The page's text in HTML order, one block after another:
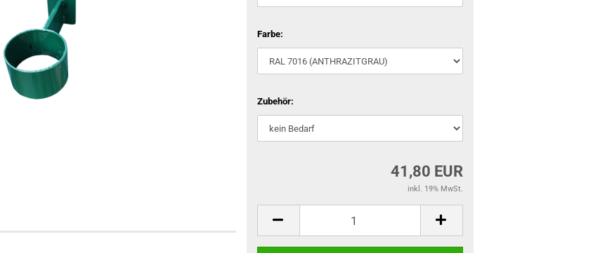
Farbe:
Zubehör:
41,80 EUR
inkl. 19% MwSt.